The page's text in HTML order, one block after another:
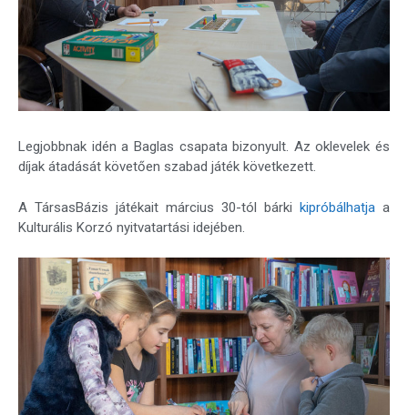
Legjobbnak idén a Baglas csapata bizonyult. Az oklevelek és
díjak átadását követően szabad játék következett.
A TársasBázis játékait március 30-tól bárki kipróbálhatja a
Kulturális Korzó nyitvatartási idejében.